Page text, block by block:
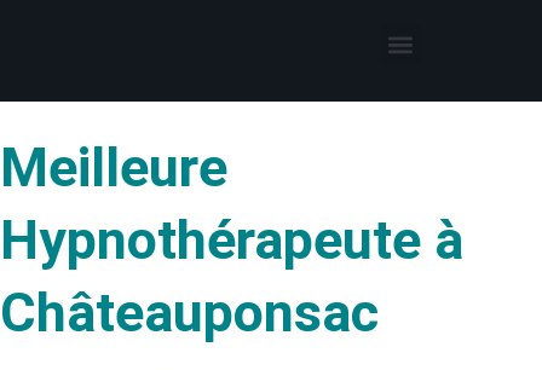
Meilleure
Hypnothérapeute à
Châteauponsac